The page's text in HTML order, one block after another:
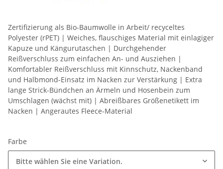
Zertifizierung als Bio-Baumwolle in Arbeit/ recyceltes
Polyester (rPET) | Weiches, flauschiges Material mit einlagiger
Kapuze und Kängurutaschen | Durchgehender
Reißverschluss zum einfachen An- und Ausziehen |
Komfortabler Reißverschluss mit Kinnschutz, Nackenband
und Halbmond-Einsatz im Nacken zur Verstärkung | Extra
lange Strick-Bündchen an Ärmeln und Hosenbein zum
Umschlagen (wächst mit) | Abreißbares Größenetikett im
Nacken | Angerautes Fleece-Material
Farbe
Bitte wählen Sie eine Variation.